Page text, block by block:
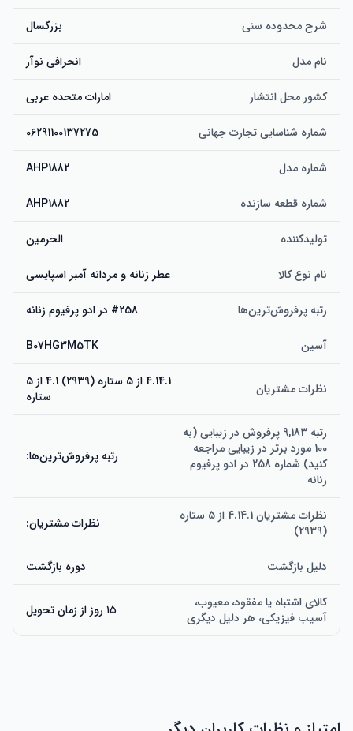
شرح محدوده سنی بزرگسال
نام مدل انحرافی نوآر
کشور محل انتشار امارات متحده عربی
شماره شناسایی تجارت جهانی 06291100137275
شماره مدل AHP1882
شماره قطعه سازنده AHP1882
تولیدکننده الحرمین
نام نوع کالا عطر زنانه و مردانه آمبر اسپایسی
رتبه پرفروش‌ترین‌ها #258 در ادو پرفیوم زنانه
آسین B07HG3M5TK
نظرات مشتریان
4.14.1 از 5 ستاره (2939) 4.1 از 5
ستاره
رتبه 9,183 پرفروش در زیبایی (به
100 مورد برتر در زیبایی مراجعه
کنید) شماره 258 در ادو پرفیوم
زنانه
رتبه پرفروش‌ترین‌ها:
نظرات مشتریان 4.14.1 از 5 ستاره
(2939)
نظرات مشتریان:
دلیل بازگشت دوره بازگشت
کالای اشتباه یا مفقود، معیوب،
آسیب فیزیکی، هر دلیل دیگری
۱۵ روز از زمان تحویل